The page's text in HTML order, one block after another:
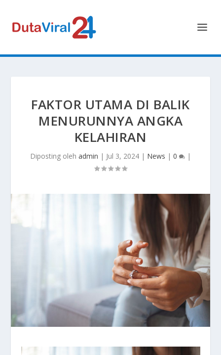
FAKTOR UTAMA DI BALIK
MENURUNNYA ANGKA
KELAHIRAN
Diposting oleh admin | Jul 3, 2024 | News | 0 |